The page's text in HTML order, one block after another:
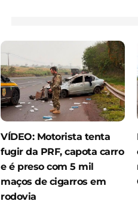
VÍDEO: Motorista tenta
fugir da PRF, capota carro
e é preso com 5 mil
maços de cigarros em
rodovia